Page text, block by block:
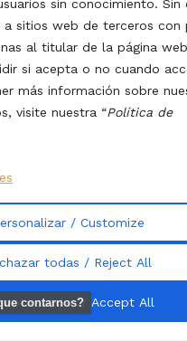
sin conocimiento. Sin
a sitios web de terceros con
al titular de la página
si acepta o no cuando
más información sobre
visite nuestra “Política de
/ Customize
todas / Reject All
todas / Accept All
Redacción
contarnos?